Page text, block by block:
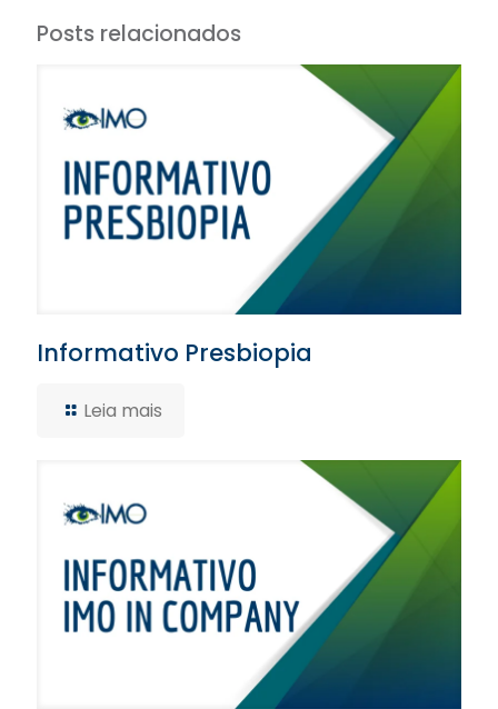
Posts relacionados
Informativo Presbiopia
Leia mais